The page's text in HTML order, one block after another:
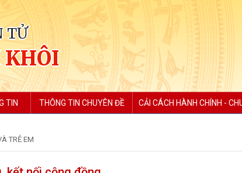
TỬ
KHÔI
TIN THÔNG TIN CHUYÊN ĐỀ CẢI CÁCH HÀNH CHÍNH -
TRẺ EM